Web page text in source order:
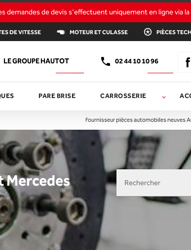
DE VITESSE MOTEUR ET CULASSE PIÈCES
LE GROUPE HAUTOT 02 44 10 10 96
PARE BRISE CARROSSERIE
Fournisseur pièces automobiles neuves
Mercedes
Rechercher